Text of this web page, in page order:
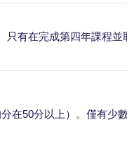
只有在完成第四年課程並
在50分以上）。僅有少